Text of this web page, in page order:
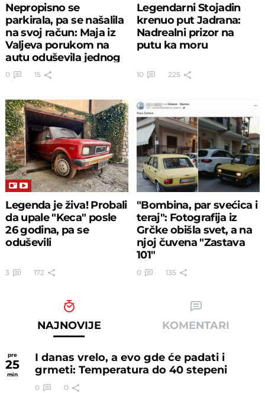
Nepropisno se
parkirala, pa se našalila
na svoj račun: Maja iz
Valjeva porukom na
autu oduševila jednog
momka
0 15
Legendarni Stojadin
krenuo put Jadrana:
Nadrealni prizor na
putu ka moru
10 225
Legenda je živa! Probali
da upale "Keca" posle
26 godina, pa se
oduševili
3 172
"Bombina, par svećica i
teraj": Fotografija iz
Grčke obišla svet, a na
njoj čuvena "Zastava
101"
0 135
NAJNOVIJE KOMENTARI
pre
25
min
I danas vrelo, a evo gde će padati i
grmeti: Temperatura do 40 stepeni
0 0